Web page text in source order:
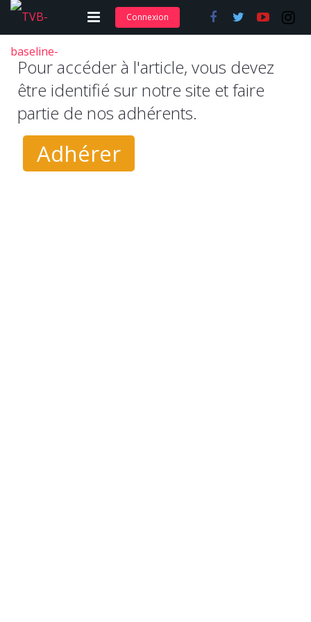
Adhérer et s’abonner
Nos articles
Nos actions
Nos formations
Connexion
Pour accéder à l'article, vous devez
être identifié sur notre site et faire
partie de nos adhérents.
Adhérer